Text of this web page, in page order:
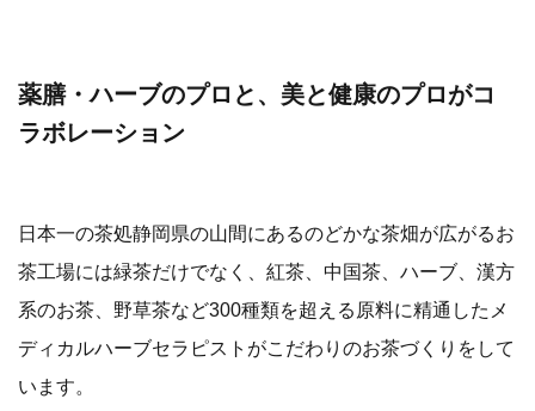
薬膳・ハーブのプロと、美と健康のプロがコ
ラボレーション
日本一の茶処静岡県の山間にあるのどかな茶畑が広がるお
茶工場には緑茶だけでなく、紅茶、中国茶、ハーブ、漢方
系のお茶、野草茶など300種類を超える原料に精通したメ
ディカルハーブセラピストがこだわりのお茶づくりをして
います。